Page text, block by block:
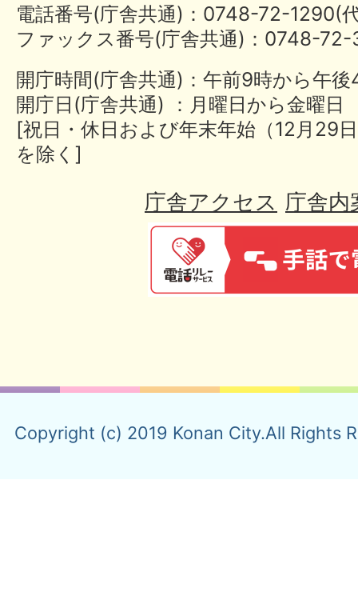
電話番号(庁舎共通)：0748-72-
ファックス番号(庁舎共通)：0748-
開庁時間(庁舎共通)：午前9時から午
開庁日(庁舎共通) ：月曜日から金曜日
[祝日・休日および年末年始（12月29
を除く]
庁舎アクセス 庁舎内
Copyright (c) 2019 Konan City.All Rights